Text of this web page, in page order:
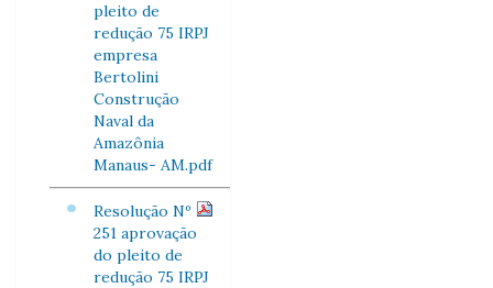
pleito de
redução 75 IRPJ
empresa
Bertolini
Construção
Naval da
Amazônia
Manaus- AM.pdf
Resolução Nº
251 aprovação
do pleito de
redução 75 IRPJ